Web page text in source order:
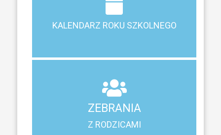
KALENDARZ ROKU SZKOLNEGO
KALENDARZ ROKU SZKOLNEGO
Terminy ferii, matur, zebrań i klasyfikacji
ZEBRANIA
Z RODZICAMI
Z RODZICAMI
Harmonogram spotkań i konsultacji z rodzicami